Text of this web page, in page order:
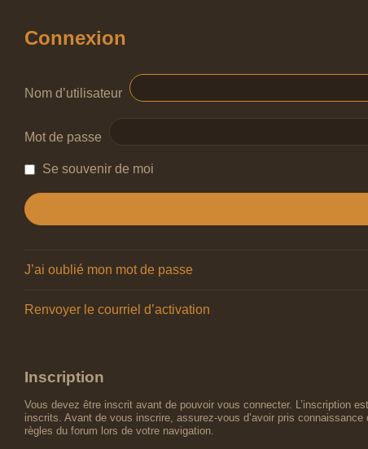
Connexion
Nom d’utilisateur
Mot de passe
Se souvenir de moi
J’ai oublié mon mot de passe
Renvoyer le courriel d’activation
Inscription
Vous devez être inscrit avant de pouvoir vous connecter. L’inscription
inscrits. Avant de vous inscrire, assurez-vous d’avoir pris
règles du forum lors de votre navigation.